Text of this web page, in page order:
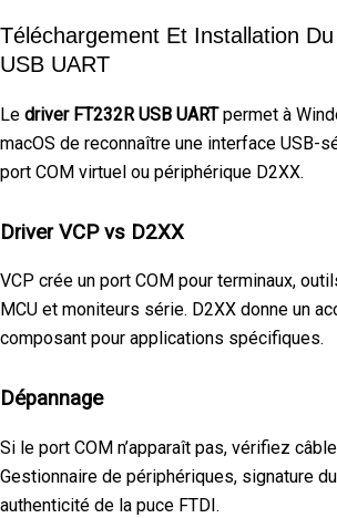
Téléchargement Et Installation
USB UART
Le driver FT232R USB UARTpermet à
macOS de reconnaître une interface USB-
port COM virtuel ou périphérique D2XX.
Driver VCP vs D2XX
VCP crée un port COM pour terminaux,
MCU et moniteurs série. D2XX donne un
composant pour applications spécifiques.
Dépannage
Si le port COM n’apparaît pas, vérifiez
Gestionnaire de périphériques, signature
authenticité de la puce FTDI.